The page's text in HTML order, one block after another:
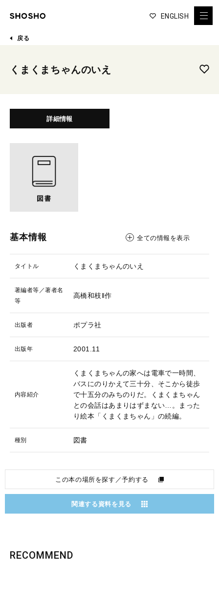
ENGLISH
戻る
くまくまちゃんのいえ
詳細情報
基本情報 全ての情報を表示
タイトル くまくまちゃんのいえ
著編者等／著者名
等
高橋和枝‖作
出版者 ポプラ社
出版年 2001.11
内容紹介
くまくまちゃんの家へは電車で一時間、
バスにのりかえて三十分、そこから徒歩
で十五分のみちのりだ。くまくまちゃん
との会話はあまりはずまない…。まった
り絵本「くまくまちゃん」の続編。
種別 図書
この本の場所を探す／予約する
関連する資料を見る
RECOMMEND